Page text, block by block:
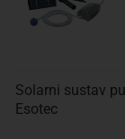
Solarni sustav
Esotec